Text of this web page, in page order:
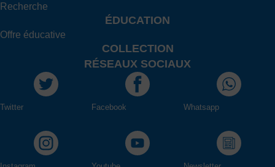
Recherche
ÉDUCATION
Offre éducative
COLLECTION
RÉSEAUX SOCIAUX
Twitter Facebook Whatsapp